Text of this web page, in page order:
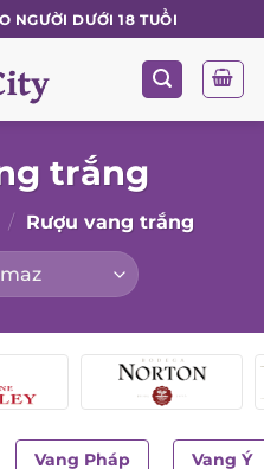
NGƯỜI DƯỚI 18 TUỔI
trắng
/ Rượu vang trắng
Vang Pháp Vang Ý